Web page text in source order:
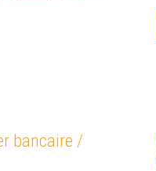
bancaire /